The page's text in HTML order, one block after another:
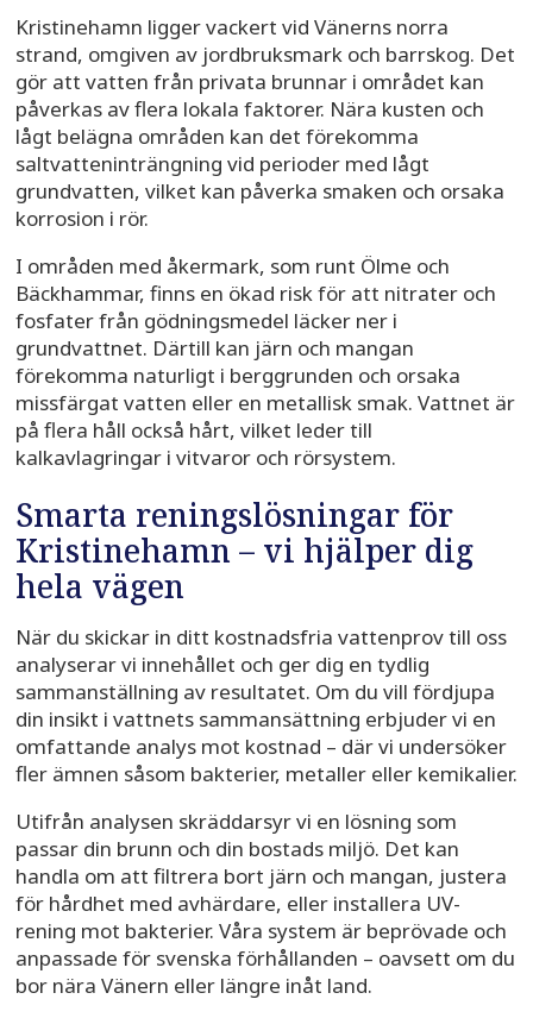
Kristinehamn ligger vackert vid Vänerns norra
strand, omgiven av jordbruksmark och barrskog. Det
gör att vatten från privata brunnar i området kan
påverkas av flera lokala faktorer. Nära kusten och
lågt belägna områden kan det förekomma
saltvatteninträngning vid perioder med lågt
grundvatten, vilket kan påverka smaken och orsaka
korrosion i rör.
I områden med åkermark, som runt Ölme och
Bäckhammar, finns en ökad risk för att nitrater och
fosfater från gödningsmedel läcker ner i
grundvattnet. Därtill kan järn och mangan
förekomma naturligt i berggrunden och orsaka
missfärgat vatten eller en metallisk smak. Vattnet är
på flera håll också hårt, vilket leder till
kalkavlagringar i vitvaror och rörsystem.
Smarta reningslösningar för
Kristinehamn – vi hjälper dig
hela vägen
När du skickar in ditt kostnadsfria vattenprov till oss
analyserar vi innehållet och ger dig en tydlig
sammanställning av resultatet. Om du vill fördjupa
din insikt i vattnets sammansättning erbjuder vi en
omfattande analys mot kostnad – där vi undersöker
fler ämnen såsom bakterier, metaller eller kemikalier.
Utifrån analysen skräddarsyr vi en lösning som
passar din brunn och din bostads miljö. Det kan
handla om att filtrera bort järn och mangan, justera
för hårdhet med avhärdare, eller installera UV-
rening mot bakterier. Våra system är beprövade och
anpassade för svenska förhållanden – oavsett om du
bor nära Vänern eller längre inåt land.